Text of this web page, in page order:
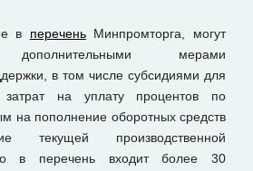
в переченьМинпромторга, могут
дополнительными мерами
в том числе субсидиями для
затрат на уплату процентов по
на пополнение оборотных средств
текущей производственной
в перечень входит более 30